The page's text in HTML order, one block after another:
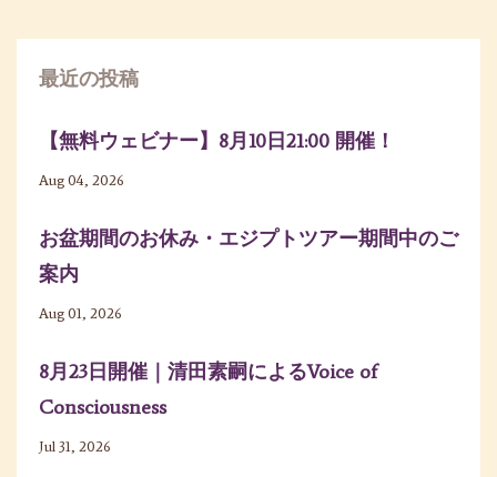
最近の投稿
【無料ウェビナー】8月10日21:00 開催！
Aug 04, 2026
お盆期間のお休み・エジプトツアー期間中のご
案内
Aug 01, 2026
8月23日開催｜清田素嗣によるVoice of
Consciousness
Jul 31, 2026